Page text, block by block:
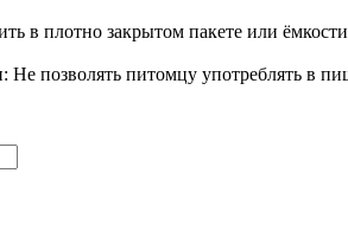
в плотно закрытом пакете или
позволять питомцу употреблять в